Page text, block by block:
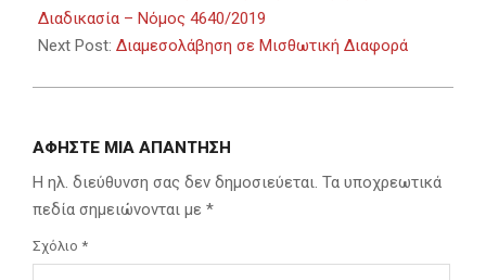
21
Διαδικασία – Νόμος 4640/2019
Next Post: Διαμεσολάβηση σε Μισθωτική Διαφορά
ΑΦΉΣΤΕ ΜΙΑ ΑΠΆΝΤΗΣΗ
Η ηλ. διεύθυνση σας δεν δημοσιεύεται. Τα υποχρεωτικά
πεδία σημειώνονται με *
Σχόλιο *